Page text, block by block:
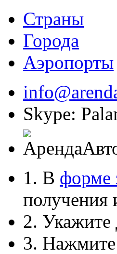
Страны
Города
Аэропорты
Skype:
1. В форме
получения
2. Укажите
3.